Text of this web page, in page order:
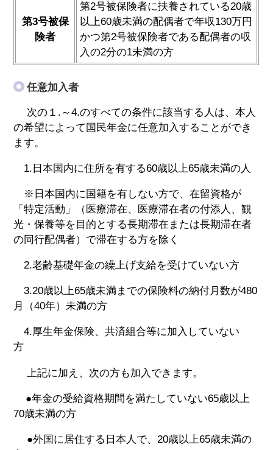
第3号被保
険者
第2号被保険者に扶養されている20歳
以上60歳未満の配偶者で年収130万円
かつ第2号被保険者である配偶者の収
入の2分の1未満の方
任意加入者
次の１.～4.のすべての条件に該当する人は、本人
の希望によって国民年金に任意加入することができ
ます。
1.日本国内に住所を有する60歳以上65歳未満の人
※日本国内に国籍を有しない方で、在留資格が
「特定活動」（医療滞在、医療滞在者の付添人、観
光・保養等を目的とする長期滞在または長期滞在者
の同行配偶者）で滞在する方を除く
2.老齢基礎年金の繰上げ支給を受けていない方
3.20歳以上65歳未満までの保険料の納付月数が480
月（40年）未満の方
4.厚生年金保険、共済組合等に加入していない
方
上記に加え、次の方も加入できます。
●年金の受給資格期間を満たしていない65歳以上
70歳未満の方
●外国に居住する日本人で、20歳以上65歳未満の